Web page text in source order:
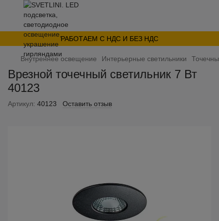
РАБОТАЕМ С НДС И БЕЗ НДС
Внутреннее освещение Интерьерные светильники
Врезной точечный светильник 7 Вт
40123
Артикул: 40123 Оставить отзыв